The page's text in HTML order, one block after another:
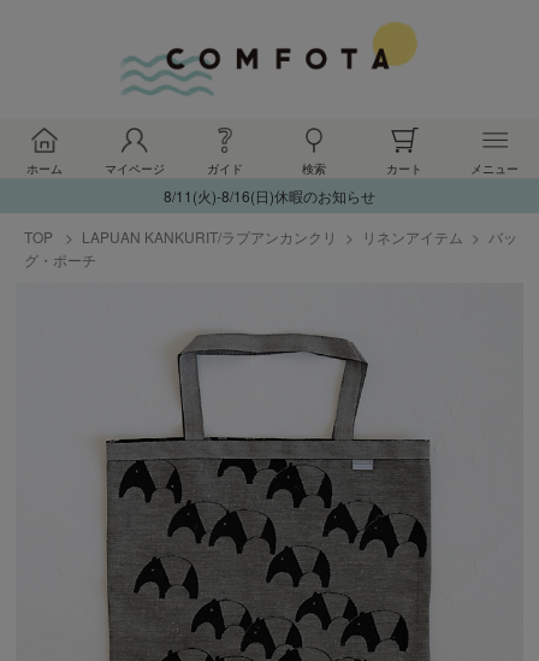
ホーム マイページ ガイド 検索 カート メニュー
8/11(火)-8/16(日)休暇のお知らせ
TOP
LAPUAN KANKURIT/ラプアンカンクリ リネンアイテム
バッ
グ・ポーチ